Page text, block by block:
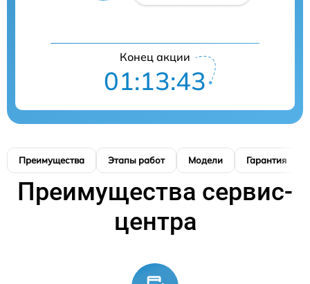
Конец акции
01:13:42
Преимущества Этапы работ Модели Гарантия
Преимущества сервис-
центра